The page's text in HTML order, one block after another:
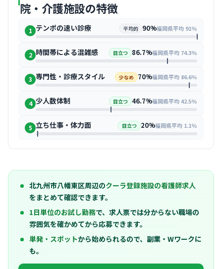
院・介護施設の特徴
1 テンポの速い診療 平均的 90%福岡県平均 91%
2 時間帯による混雑感 目立つ 86.7%福岡県平均 74.3%
3 専門性・診療スタイル 少なめ 70%福岡県平均 86.6%
4 少人数体制 目立つ 46.7%福岡県平均 42.5%
5 立ち仕事・体力面 目立つ 20%福岡県平均 1.1%
北九州市八幡東区周辺のクーラ登録施設の看護師求人
をまとめて確認できます。
1日単位のお試し勤務で、求人票では分からない職場の
雰囲気を確かめてから応募できます。
単発・スポットから始められるので、副業・Wワークに
も。